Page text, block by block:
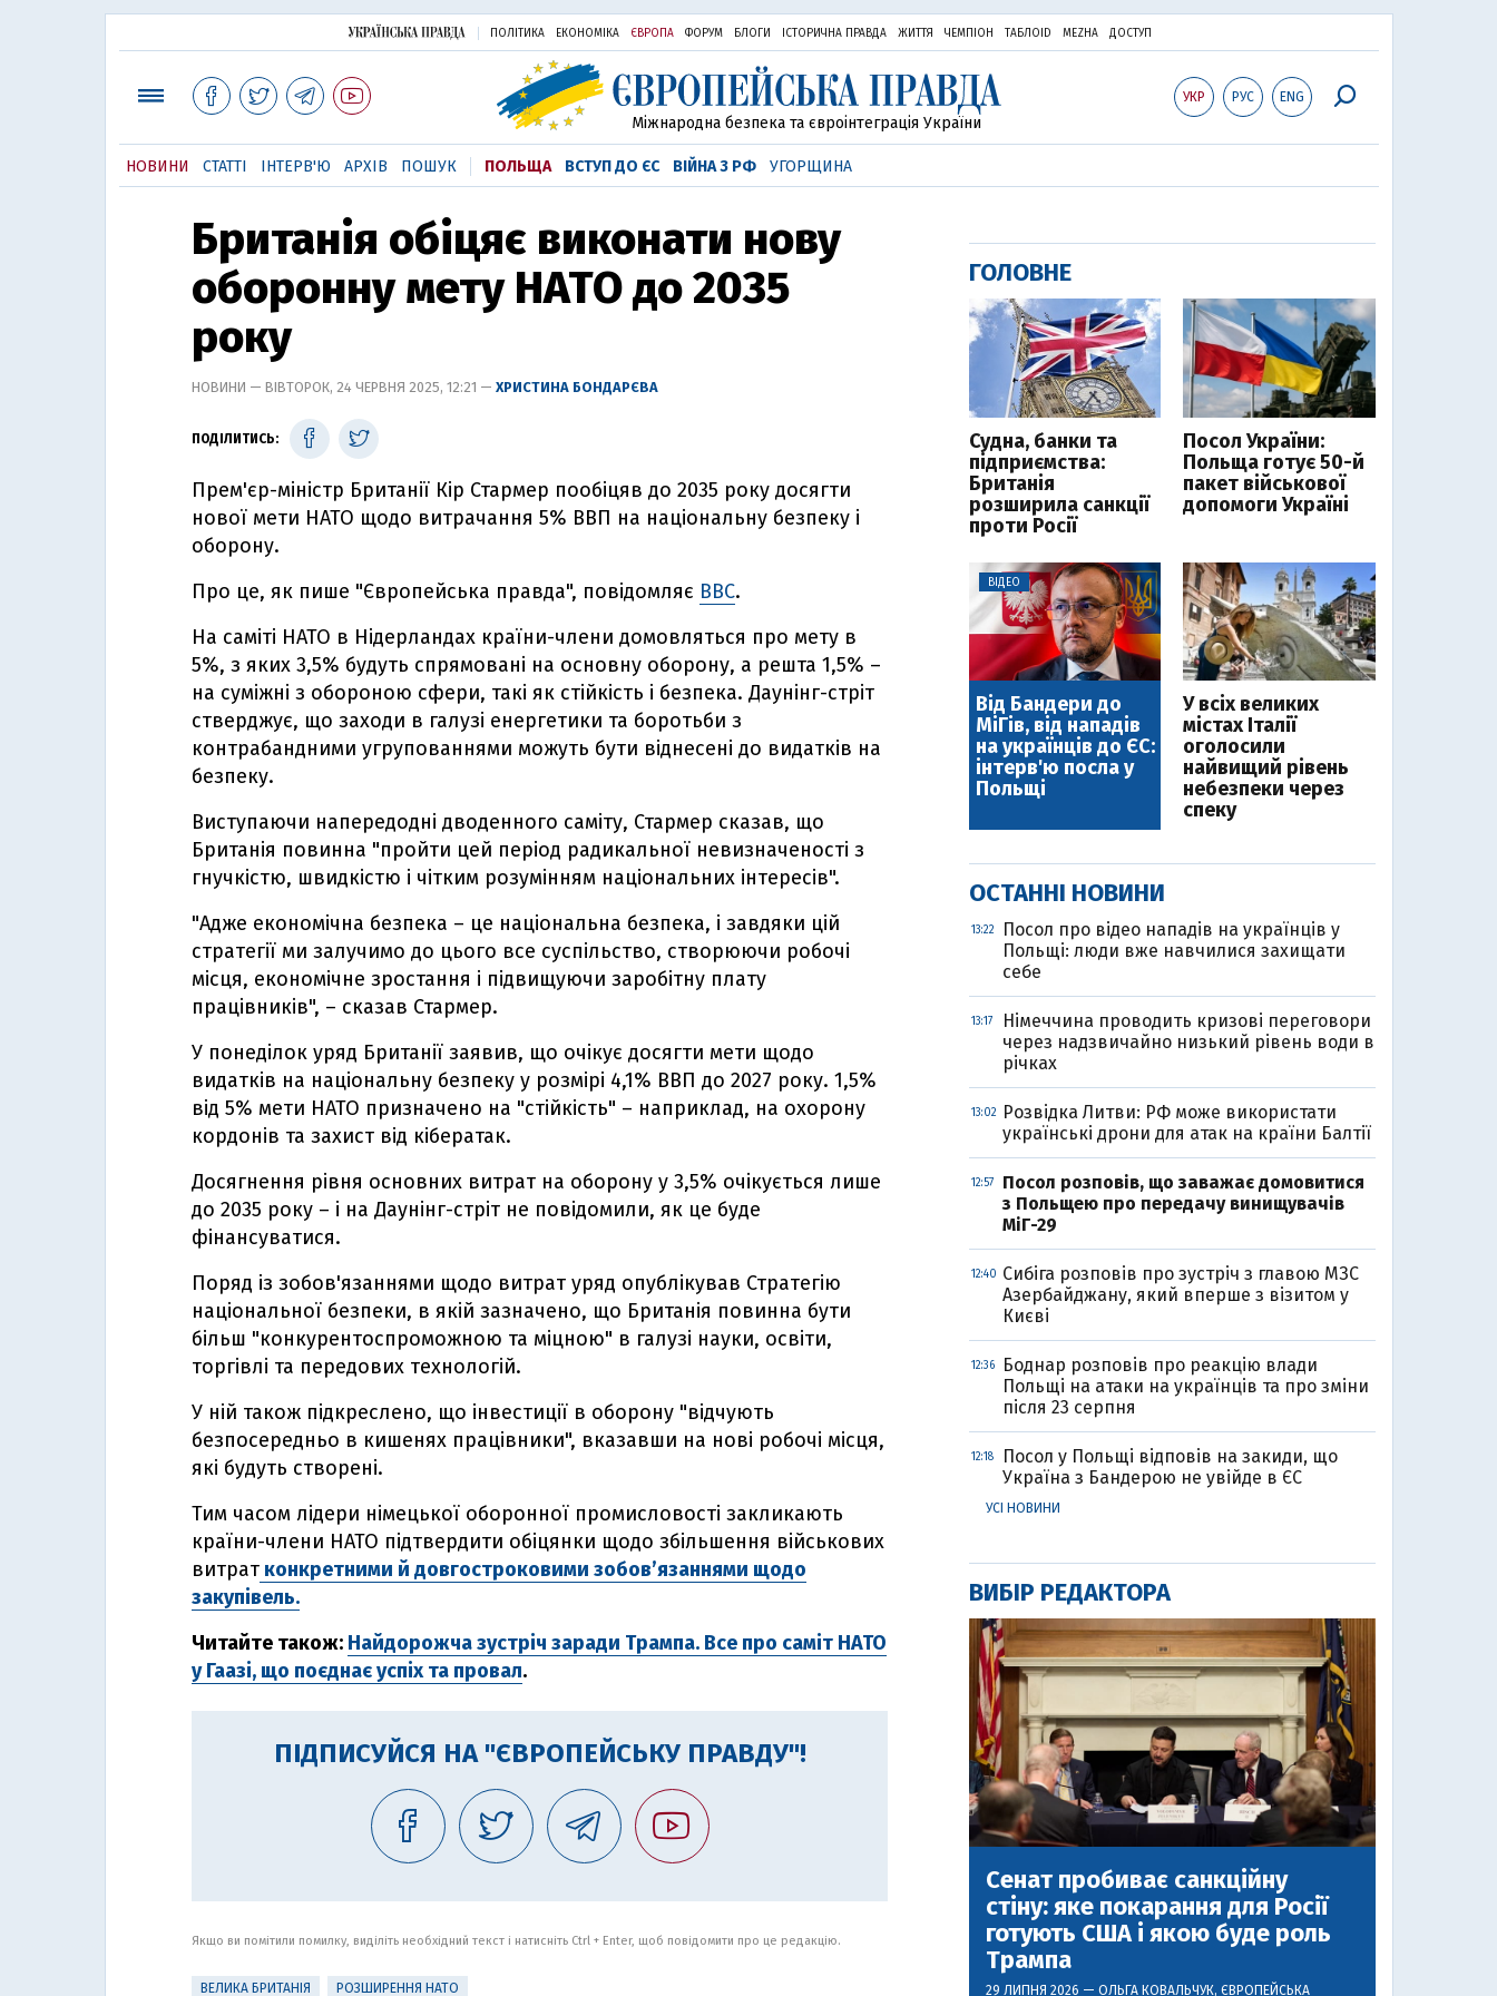
ПОЛІТИКА ЕКОНОМІКА ЄВРОПА ФОРУМ БЛОГИ ІСТОРИЧНА ПРАВДА ЖИТТЯ ЧЕМПІОН ТАБЛОID MEZHA ДОСТУП
УКР РУС ENG
Міжнародна безпека та євроінтеграція України
НОВИНИ СТАТТІ ІНТЕРВ'Ю АРХІВ ПОШУК ПОЛЬЩА ВСТУП ДО ЄС ВІЙНА З РФ УГОРЩИНА
Британія обіцяє виконати нову
оборонну мету НАТО до 2035
року
НОВИНИ — ВІВТОРОК, 24 ЧЕРВНЯ 2025, 12:21 — ХРИСТИНА БОНДАРЄВА
ПОДІЛИТИСЬ:
Прем'єр-міністр Британії Кір Стармер пообіцяв до 2035 року досягти
нової мети НАТО щодо витрачання 5% ВВП на національну безпеку і
оборону.
Про це, як пише "Європейська правда", повідомляє BBC.
На саміті НАТО в Нідерландах країни-члени домовляться про мету в
5%, з яких 3,5% будуть спрямовані на основну оборону, а решта 1,5% –
на суміжні з обороною сфери, такі як стійкість і безпека. Даунінг-стріт
стверджує, що заходи в галузі енергетики та боротьби з
контрабандними угрупованнями можуть бути віднесені до видатків на
безпеку.
Виступаючи напередодні дводенного саміту, Стармер сказав, що
Британія повинна "пройти цей період радикальної невизначеності з
гнучкістю, швидкістю і чітким розумінням національних інтересів".
"Адже економічна безпека – це національна безпека, і завдяки цій
стратегії ми залучимо до цього все суспільство, створюючи робочі
місця, економічне зростання і підвищуючи заробітну плату
працівників", – сказав Стармер.
У понеділок уряд Британії заявив, що очікує досягти мети щодо
видатків на національну безпеку у розмірі 4,1% ВВП до 2027 року. 1,5%
від 5% мети НАТО призначено на "стійкість" – наприклад, на охорону
кордонів та захист від кібератак.
Досягнення рівня основних витрат на оборону у 3,5% очікується лише
до 2035 року – і на Даунінг-стріт не повідомили, як це буде
фінансуватися.
Поряд із зобов'язаннями щодо витрат уряд опублікував Стратегію
національної безпеки, в якій зазначено, що Британія повинна бути
більш "конкурентоспроможною та міцною" в галузі науки, освіти,
торгівлі та передових технологій.
У ній також підкреслено, що інвестиції в оборону "відчують
безпосередньо в кишенях працівники", вказавши на нові робочі місця,
які будуть створені.
Тим часом лідери німецької оборонної промисловості закликають
країни-члени НАТО підтвердити обіцянки щодо збільшення військових
витрат конкретними й довгостроковими зобов’язаннями щодо
закупівель.
Читайте також: Найдорожча зустріч заради Трампа. Все про саміт НАТО
у Гаазі, що поєднає успіх та провал.
ПІДПИСУЙСЯ НА "ЄВРОПЕЙСЬКУ ПРАВДУ"!
Якщо ви помітили помилку, виділіть необхідний текст і натисніть Ctrl + Enter, щоб повідомити про це редакцію.
ВЕЛИКА БРИТАНІЯ РОЗШИРЕННЯ НАТО
ГОЛОВНЕ
Судна, банки та
підприємства:
Британія
розширила санкції
проти Росії
Посол України:
Польща готує 50-й
пакет військової
допомоги Україні
ВІДЕО
Від Бандери до
МіГів, від нападів
на українців до ЄС:
інтерв'ю посла у
Польщі
У всіх великих
містах Італії
оголосили
найвищий рівень
небезпеки через
спеку
ОСТАННІ НОВИНИ
13:22
Посол про відео нападів на українців у
Польщі: люди вже навчилися захищати
себе
13:17
Німеччина проводить кризові переговори
через надзвичайно низький рівень води в
річках
13:02
Розвідка Литви: РФ може використати
українські дрони для атак на країни Балтії
12:57
Посол розповів, що заважає домовитися
з Польщею про передачу винищувачів
МіГ-29
12:40 Сибіга розповів про зустріч з главою МЗС
Азербайджану, який вперше з візитом у
Києві
12:36
Боднар розповів про реакцію влади
Польщі на атаки на українців та про зміни
після 23 серпня
12:18
Посол у Польщі відповів на закиди, що
Україна з Бандерою не увійде в ЄС
УСІ НОВИНИ
ВИБІР РЕДАКТОРА
Сенат пробиває санкційну
стіну: яке покарання для Росії
готують США і якою буде роль
Трампа
29 ЛИПНЯ 2026 — ОЛЬГА КОВАЛЬЧУК, ЄВРОПЕЙСЬКА